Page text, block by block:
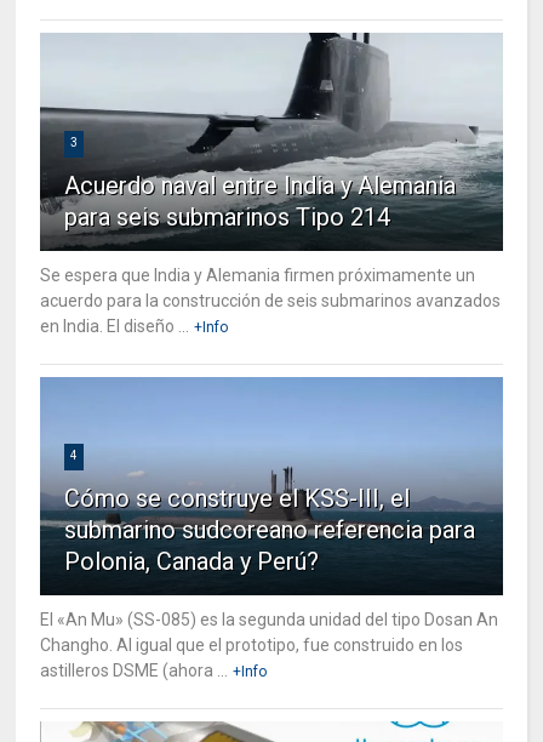
3
Acuerdo naval entre India y Alemania
para seis submarinos Tipo 214
Se espera que India y Alemania firmen próximamente un
acuerdo para la construcción de seis submarinos avanzados
en India. El diseño ... +Info
4
Cómo se construye el KSS-III, el
submarino sudcoreano referencia para
Polonia, Canada y Perú?
El «An Mu» (SS-085) es la segunda unidad del tipo Dosan An
Changho. Al igual que el prototipo, fue construido en los
astilleros DSME (ahora ... +Info